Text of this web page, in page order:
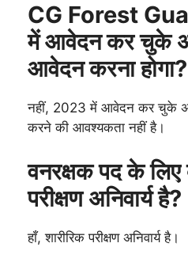
CG Forest
में आवेदन कर चुके
आवेदन करना होगा?
नहीं, 2023 में आवेदन कर चुके
करने की आवश्यकता नहीं है।
वनरक्षक पद के लिए
परीक्षण अनिवार्य है?
हाँ, शारीरिक परीक्षण अनिवार्य है।